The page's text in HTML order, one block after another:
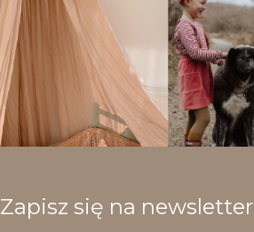
Zapisz się na newsletter